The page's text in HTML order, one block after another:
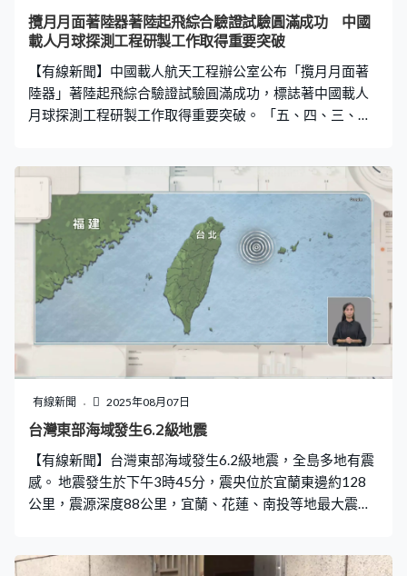
動的，機器人是移動的，實際上這個是在整個人形機器人
的運動規劃，以及步態算法上面，這是很難的一步。我們
是發明專利。」 同樣是發
攬月月面著陸器著陸起飛綜合驗證試驗圓滿成功 中國
載人月球探測工程研製工作取得重要突破
【有線新聞】中國載人航天工程辦公室公布「攬月月面著
陸器」著陸起飛綜合驗證試驗圓滿成功，標誌著中國載人
月球探測工程研製工作取得重要突破。 「五、四、三、
器著陸月球以及從月球起飛的全過程，並對系統進行綜合
驗證，為了驗證著陸器在不同情況下的工況和性能，試驗
場全方位模擬月球環境。第五研究院總體設計部型號副總
設計師黃震：「這個灰色的區域的話，從顏色和這個狀態
上就特別像我們的月球，這是因為它並不是簡單的一個柏
油的路面，而我們是採用了特殊的塗層，使它的反射效率
和我們的月球上的月壤特性非常接近，這也便於我們進行
相關的測量和觀測。」 攬月著陸器由登月艙和推進艙組
成，負責2名航天員和物資在月軌與月面之間的往返運輸，
同時亦是航天員登陸後的月面生活中心。科研人員對著陸
器在探月任務中的每個階段，都安排了針對性試驗，進行
嚴格的驗證。黃震：「比如說在發射段的時候，我們要驗
證它的發射段載荷，所以我們做了大型的力學試驗，來保
證在發射段極端複雜的環境下。我們可以平穩地過渡，然
後我們在月球的軌道上要環繞好長的時間，所以我們又
有線新聞 2025年08月07日
台灣東部海域發生6.2級地震
【有線新聞】台灣東部海域發生6.2級地震，全島多地有震
感。 地震發生於下午3時45分，震央位於宜蘭東邊約128
公里，震源深度88公里，宜蘭、花蓮、南投等地最大震度